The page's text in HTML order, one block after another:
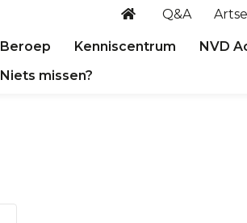
Q&A
Beroep Kenniscentrum NVD
Niets missen?